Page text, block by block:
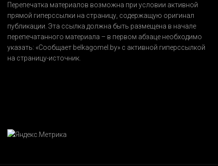
Перепечатка материалов возможна при условии активной
прямой гиперссылки на страницу, содержащую оригинал
публикации. Эта ссылка должна быть размещена в начале
перепечатанного материала – в первом абзаце необходимо
указать: «Сообщает belkagomel.by» с активной гиперссылкой
на страницу-источник.